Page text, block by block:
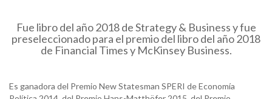
Fue libro del año 2018 de Strategy & Business y fue
preseleccionado para el premio del libro del año 2018
de Financial Times y McKinsey Business.
Es ganadora del Premio New Statesman SPERI de Economía